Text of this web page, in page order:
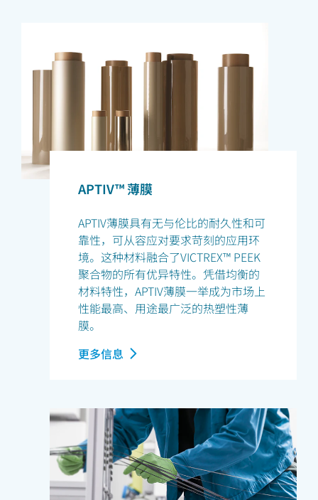
APTIV™ 薄膜
APTIV薄膜具有无与伦比的耐久性和可
靠性，可从容应对要求苛刻的应用环
境。这种材料融合了VICTREX™ PEEK
聚合物的所有优异特性。凭借均衡的
材料特性，APTIV薄膜一举成为市场上
性能最高、用途最广泛的热塑性薄
膜。
更多信息